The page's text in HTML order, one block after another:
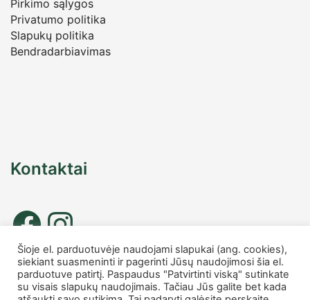
Pirkimo sąlygos
Privatumo politika
Slapukų politika
Bendradarbiavimas
Kontaktai
Tel. nr.: +37067677885
info@charmshop.lt
Šioje el. parduotuvėje naudojami slapukai (ang. cookies),
siekiant suasmeninti ir pagerinti Jūsų naudojimosi šia el.
parduotuve patirtį. Paspaudus "Patvirtinti viską" sutinkate
su visais slapukų naudojimais. Tačiau Jūs galite bet kada